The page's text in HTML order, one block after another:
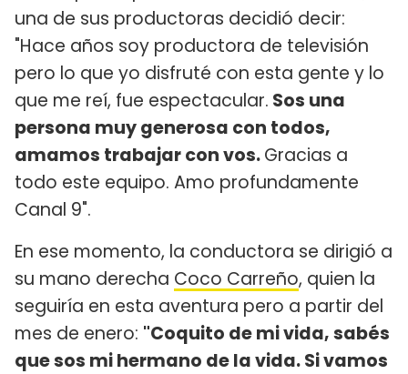
una de sus productoras decidió decir:
"Hace años soy productora de televisión
pero lo que yo disfruté con esta gente y lo
que me reí, fue espectacular. Sos una
persona muy generosa con todos,
amamos trabajar con vos.Gracias a
todo este equipo. Amo profundamente
Canal 9".
En ese momento, la conductora se dirigió a
su mano derecha Coco Carreño, quien la
seguiría en esta aventura pero a partir del
mes de enero: "Coquito de mi vida, sabés
que sos mi hermano de la vida. Si vamos